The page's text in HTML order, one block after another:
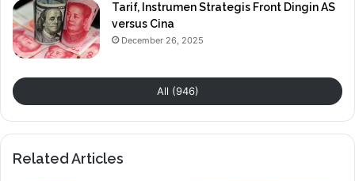
Tarif, Instrumen Strategis Front Dingin AS
versus Cina
December 26, 2025
All (946)
Related Articles